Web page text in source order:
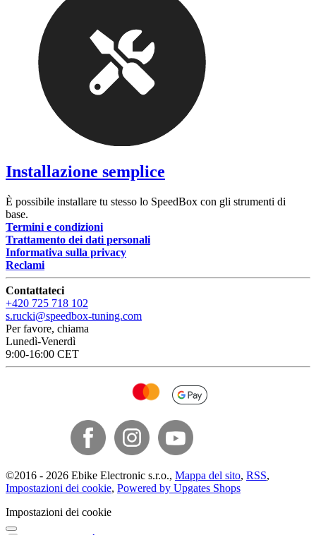
Installazione semplice
È possibile installare tu stesso lo SpeedBox con gli strumenti di
base.
Termini e condizioni
Trattamento dei dati personali
Informativa sulla privacy
Reclami
Contattateci
+420 725 718 102
s.rucki@speedbox-tuning.com
Per favore, chiama
Lunedì-Venerdì
9:00-16:00 CET
©2016 - 2026 Ebike Electronic s.r.o., Mappa del sito, RSS,
Impostazioni dei cookie, Powered by Upgates Shops
Impostazioni dei cookie